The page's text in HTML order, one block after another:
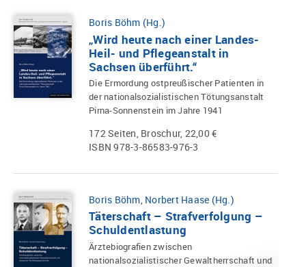
Boris Böhm (Hg.)
„Wird heute nach einer Landes-
Heil- und Pflegeanstalt in
Sachsen überführt.“
Die Ermordung ostpreußischer Patienten in
der nationalsozialistischen Tötungsanstalt
Pirna-Sonnenstein im Jahre 1941
172 Seiten, Broschur, 22,00 €
ISBN 978-3-86583-976-3
Boris Böhm, Norbert Haase (Hg.)
Täterschaft – Strafverfolgung –
Schuldentlastung
Ärztebiografien zwischen
nationalsozialistischer Gewaltherrschaft und